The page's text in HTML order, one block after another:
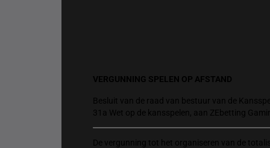
VERGUNNING SPELEN OP AFSTAND
Besluit van de raad van bestuur van de
31a Wet op de kansspelen, aan ZEbetting
De vergunning tot het organiseren van de